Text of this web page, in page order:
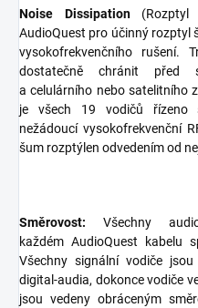
Noise Dissipation(Rozptyl
AudioQuest pro účinný rozptyl
vysokofrekvenčního rušení.
dostatečně chránit před
a celulárního nebo satelitního
je všech 19 vodičů řízeno
nežádoucí vysokofrekvenční
šum rozptýlen odvedením od
Směrovost: Všechny
každém AudioQuest kabelu
Všechny signální vodiče
digital-audia, dokonce vodiče
jsou vedeny obráceným